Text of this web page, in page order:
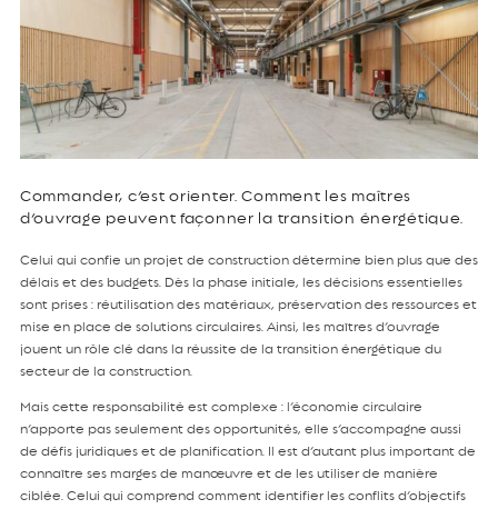
Commander, c’est orienter. Comment les maîtres
d’ouvrage peuvent façonner la transition énergétique.
Celui qui confie un projet de construction détermine bien plus que des
délais et des budgets. Dès la phase initiale, les décisions essentielles
sont prises : réutilisation des matériaux, préservation des ressources et
mise en place de solutions circulaires. Ainsi, les maîtres d’ouvrage
jouent un rôle clé dans la réussite de la transition énergétique du
secteur de la construction.
Mais cette responsabilité est complexe : l’économie circulaire
n’apporte pas seulement des opportunités, elle s’accompagne aussi
de défis juridiques et de planification. Il est d’autant plus important de
connaître ses marges de manœuvre et de les utiliser de manière
ciblée. Celui qui comprend comment identifier les conflits d’objectifs